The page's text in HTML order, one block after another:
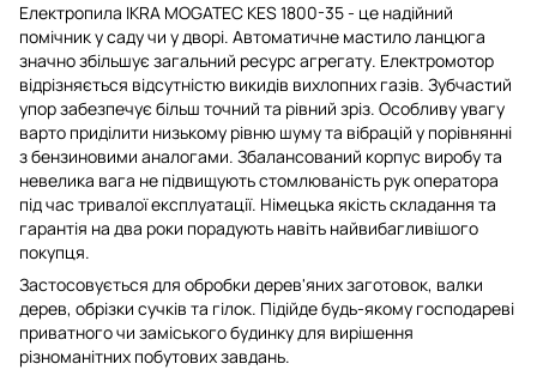
Електропила IKRA MOGATEC KES 1800-35 - це надійний
помічник у саду чи у дворі. Автоматичне мастило ланцюга
значно збільшує загальний ресурс агрегату. Електромотор
відрізняється відсутністю викидів вихлопних газів. Зубчастий
упор забезпечує більш точний та рівний зріз. Особливу увагу
варто приділити низькому рівню шуму та вібрацій у порівнянні
з бензиновими аналогами. Збалансований корпус виробу та
невелика вага не підвищують стомлюваність рук оператора
під час тривалої експлуатації. Німецька якість складання та
гарантія на два роки порадують навіть найвибагливішого
покупця.
Застосовується для обробки дерев'яних заготовок, валки
дерев, обрізки сучків та гілок. Підійде будь-якому господареві
приватного чи заміського будинку для вирішення
різноманітних побутових завдань.